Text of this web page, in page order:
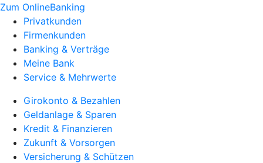
Zum OnlineBanking
Privatkunden
Firmenkunden
Banking & Verträge
Meine Bank
Service & Mehrwerte
Girokonto & Bezahlen
Geldanlage & Sparen
Kredit & Finanzieren
Zukunft & Vorsorgen
Versicherung & Schützen